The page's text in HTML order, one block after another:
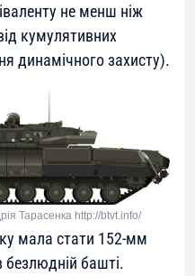
не менш ніж
кумулятивних
динамічного захисту).
Тарасенка http://btvt.info/
мала стати 152-мм
башті.